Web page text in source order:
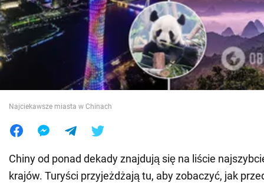
Wojna na Ukrainie
Jedzenie
Najciekawsze miasta w Chinach
Chiny od ponad dekady znajdują się na liście
krajów. Turyści przyjeżdżają tu, aby zobaczyć, jak